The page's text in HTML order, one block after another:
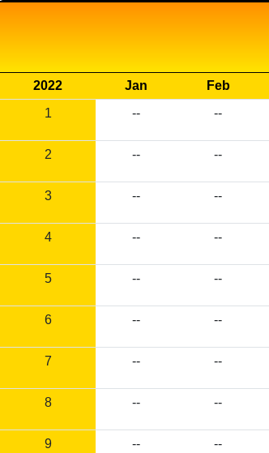
2022 Jan Feb
1
-- --
2 -- --
3 -- --
4 -- --
5 -- --
6 -- --
7 -- --
8 -- --
9 -- --